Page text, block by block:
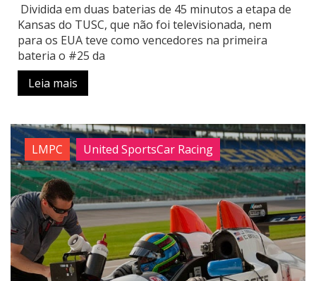
Dividida em duas baterias de 45 minutos a etapa de
Kansas do TUSC, que não foi televisionada, nem
para os EUA teve como vencedores na primeira
bateria o #25 da
Leia mais
LMPC United SportsCar Racing